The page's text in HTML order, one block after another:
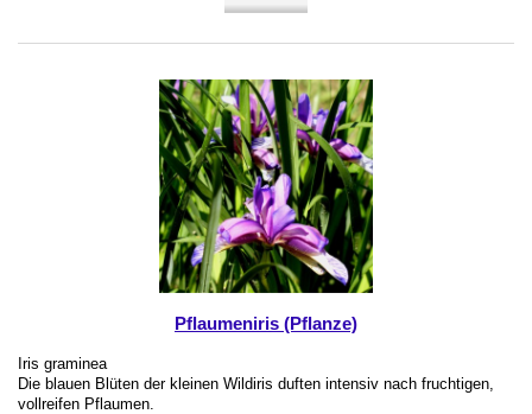
Pflaumeniris (Pflanze)
Iris graminea
Die blauen Blüten der kleinen Wildiris duften intensiv nach fruchtigen,
vollreifen Pflaumen.